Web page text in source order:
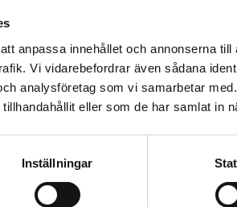
anpassa innehållet och annonserna
Vi vidarebefordrar även sådana
analysföretag som vi samarbetar
eller som de har samlat in
Inställningar
energieffektiv inomhusmiljö.
och spara pengar på
vilket kan påverka din komfort
av rumsgivare ett viktigt